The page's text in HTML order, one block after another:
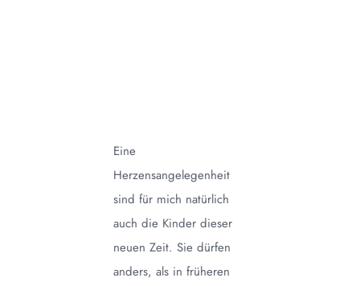
Eine
Herzensangelegenheit
sind für mich natürlich
auch die Kinder dieser
neuen Zeit. Sie dürfen
anders, als in früheren